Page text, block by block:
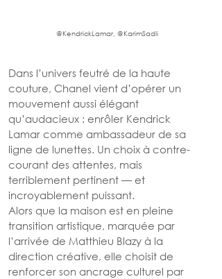
@KendrickLamar, @KarimSadli
Dans l’univers feutré de la haute
couture, Chanel vient d’opérer un
mouvement aussi élégant
qu’audacieux : enrôler Kendrick
Lamar comme ambassadeur de sa
ligne de lunettes. Un choix à contre-
courant des attentes, mais
terriblement pertinent — et
incroyablement puissant.
Alors que la maison est en pleine
transition artistique, marquée par
l’arrivée de Matthieu Blazy à la
direction créative, elle choisit de
renforcer son ancrage culturel par